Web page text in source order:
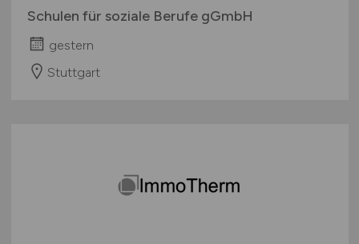
Schulen für soziale Berufe gGmbH
gestern
Stuttgart